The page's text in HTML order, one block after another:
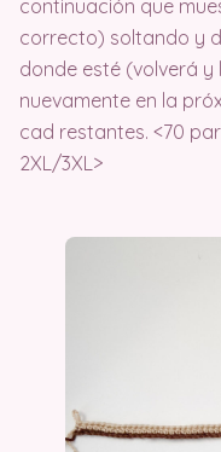
continuación que
correcto) soltando y
donde esté (volverá
nuevamente en la
cad restantes. <70
2XL/3XL>